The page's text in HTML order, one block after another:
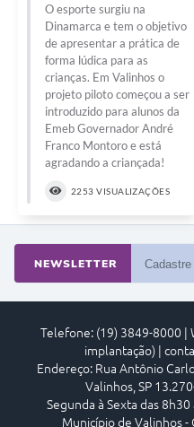
Arquivos para Download
Carta de Serviços
Turismo
Galeria de Vídeos
Conselhos Municipais
Projetos
Serviços Online
Telefones Úteis
O esporte surgiu na
Dinamarca e tem o objetivo
de apresentar a prática de
forma lúdica para as
crianças. Em Valinhos o
projeto piloto começou a ser
introduzido para alunos da
Emeb Governador André
Franco Montoro e está
agradando a criançada!
2253 VISUALIZAÇÕES
NEWSLETTER
Telefone: (19) 3849-8000 |
implantação) |
Endereço: Rua Antônio
Valinhos, SP
Segunda à Sexta das
Município de Valinhos -